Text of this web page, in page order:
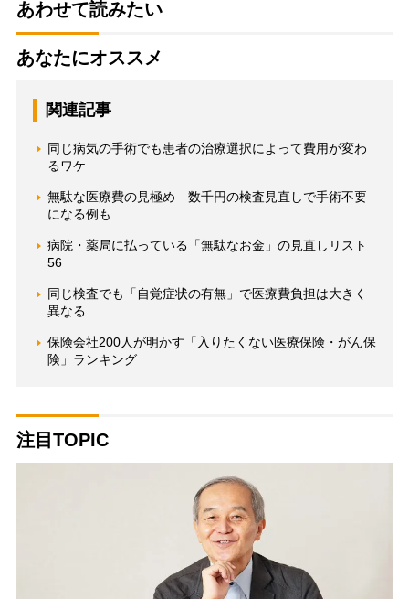
あわせて読みたい
あなたにオススメ
関連記事
同じ病気の手術でも患者の治療選択によって費用が変わ
るワケ
無駄な医療費の見極め 数千円の検査見直しで手術不要
になる例も
病院・薬局に払っている「無駄なお金」の見直しリスト
56
同じ検査でも「自覚症状の有無」で医療費負担は大きく
異なる
保険会社200人が明かす「入りたくない医療保険・がん保
険」ランキング
注目TOPIC